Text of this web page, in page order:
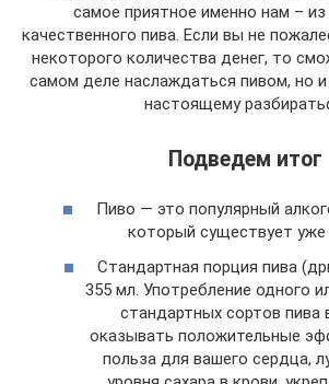
самое приятное именно нам –
качественного пива. Если вы не
некоторого количества денег, то
самом деле наслаждаться пивом, но
настоящему
Подведем итог
Пиво — это популярный
который существует уже
Стандартная порция пива
355 мл. Употребление одного
стандартных сортов пива
оказывать положительные
польза для вашего сердца,